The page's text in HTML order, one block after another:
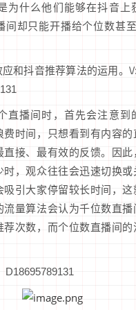
为什么他们能够在抖音上
间却只能开播给个位数甚
和抖音推荐算法的运用。\/
直播间时，首先会注意到
费时间，只想看到有内容的
直接、最有效的反馈。因此
时，观众往往会迅速切换或
吸引大家停留较长时间，这
流量算法会认为千位数直播
荐次数，而个位数直播间的
D18695789131